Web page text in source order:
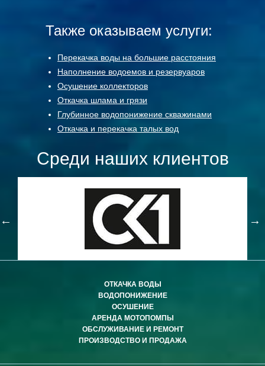
Также оказываем услуги:
Перекачка воды на большие расстояния
Наполнение водоемов и резервуаров
Осушение коллекторов
Откачка шлама и грязи
Глубинное водопонижение скважинами
Откачка и перекачка талых вод
Среди наших клиентов
ОТКАЧКА ВОДЫ
ВОДОПОНИЖЕНИЕ
ОСУШЕНИЕ
АРЕНДА МОТОПОМПЫ
ОБСЛУЖИВАНИЕ И РЕМОНТ
ПРОИЗВОДСТВО И ПРОДАЖА